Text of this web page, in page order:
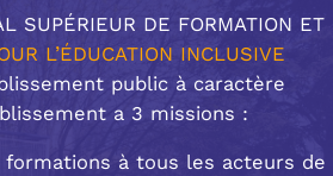
SUPÉRIEUR DE FORMATION ET
L’ÉDUCATION INCLUSIVE
public à caractère
a 3 missions :
formations à tous les acteurs de